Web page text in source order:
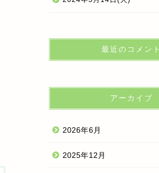
最近のコメント
アーカイブ
2026年6月
2025年12月